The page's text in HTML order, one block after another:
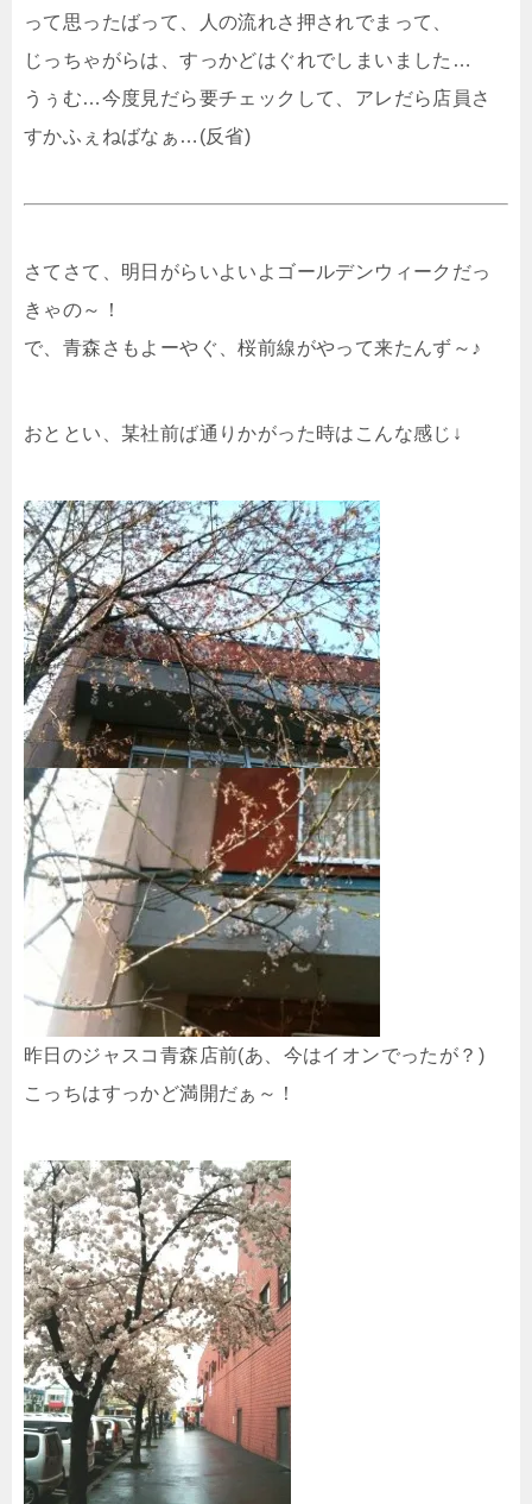
って思ったばって、人の流れさ押されでまって、
じっちゃがらは、すっかどはぐれでしまいました…
うぅむ…今度見だら要チェックして、アレだら店員さ
すかふぇねばなぁ…(反省)
さてさて、明日がらいよいよゴールデンウィークだっ
きゃの～！
で、青森さもよーやぐ、桜前線がやって来たんず～♪
おととい、某社前ば通りかがった時はこんな感じ↓
昨日のジャスコ青森店前(あ、今はイオンでったが？)
こっちはすっかど満開だぁ～！